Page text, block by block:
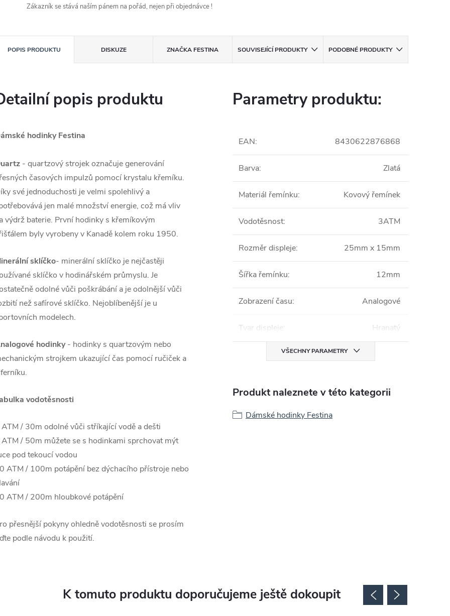
Zákazník se stává naším pánem na pořád, nejen při objednávce !
POPIS PRODUKTU DISKUZE ZNAČKA FESTINA SOUVISEJÍCÍ PRODUKTY PODOBNÉ PRODUKTY
popis produktu
hodinky Festina
- quartzový strojek označuje generování
časových impulzů pomocí krystalu křemíku.
své jednoduchosti je velmi spolehlivý a
jen malé množství energie, což má vliv
výdrž baterie. První hodinky s křemíkovým
byly vyrobeny v Kanadě kolem roku 1950.
sklíčko- minerální sklíčko je nejčastěji
sklíčko v hodinářském průmyslu. Je
odolné vůči poškrábání a je odolnější vůči
než safírové sklíčko. Nejoblíbenější je u
modelech.
hodinky- hodinky s quartzovým nebo
strojkem ukazující čas pomocí ručiček a
vodotěsnosti
/ 30m odolné vůči stříkající vodě a dešti
/ 50m můžete se s hodinkami sprchovat mýt
pod tekoucí vodou
ATM / 100m potápění bez dýchacího přístroje nebo
ATM / 200m hloubkové potápění
přesnější pokyny ohledně vodotěsnosti se prosím
podle návodu k použití.
Parametry produktu:
EAN: 8430622876868
Barva: Zlatá
Materiál řemínku: Kovový řemínek
Vodotěsnost: 3ATM
Rozměr displeje: 25mm x 15mm
Šířka řemínku: 12mm
Zobrazení času: Analogové
Tvar displeje: Hranatý
VŠECHNY PARAMETRY
Produkt naleznete v této kategorii
Dámské hodinky Festina
K tomuto produktu doporučujeme ještě dokoupit